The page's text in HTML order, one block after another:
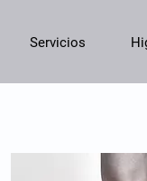
Servicios